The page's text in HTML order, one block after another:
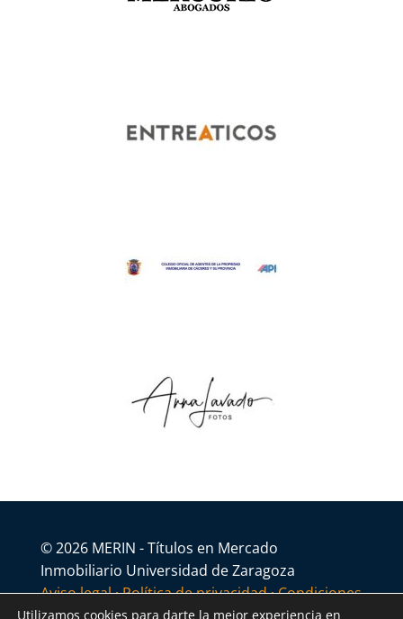
© 2026 MERIN - Títulos en Mercado
Inmobiliario Universidad de Zaragoza
Aviso legal·Política de privacidad·Condiciones
Utilizamos cookies para darte la mejor experiencia en